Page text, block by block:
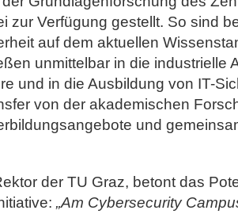
zur Verfügung gestellt. So sind
auf dem aktuellen
unmittelbar in die industrielle
und in die Ausbildung von IT-
von der akademischen
und
der TU Graz, betont das
„Am Cybersecurity